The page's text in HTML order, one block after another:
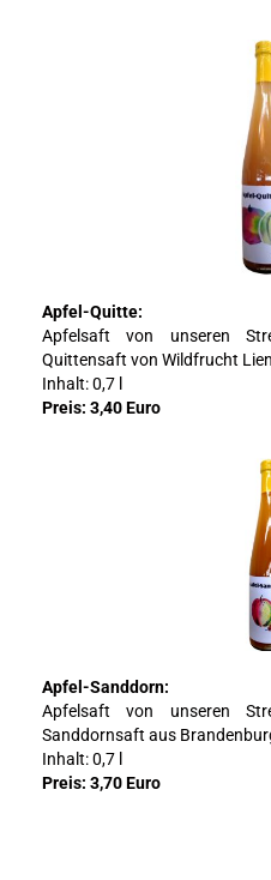
Apfel-Quitte:
Apfelsaft von unseren
Quittensaft von Wildfrucht
Inhalt: 0,7 l
Preis: 3,40 Euro
Apfel-Sanddorn:
Apfelsaft von unseren
Sanddornsaft aus
Inhalt: 0,7 l
Preis: 3,70 Euro